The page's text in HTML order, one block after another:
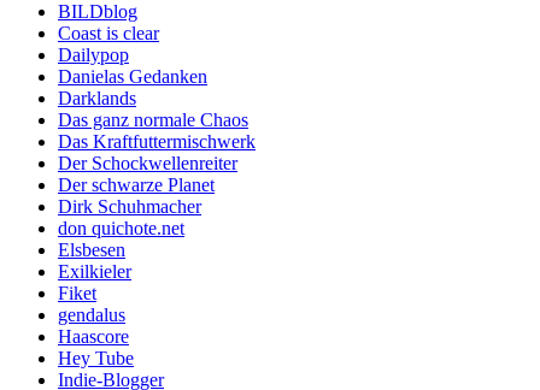
BILDblog
Coast is clear
Dailypop
Danielas Gedanken
Darklands
Das ganz normale Chaos
Das Kraftfuttermischwerk
Der Schockwellenreiter
Der schwarze Planet
Dirk Schuhmacher
don quichote.net
Elsbesen
Exilkieler
Fiket
gendalus
Haascore
Hey Tube
Indie-Blogger